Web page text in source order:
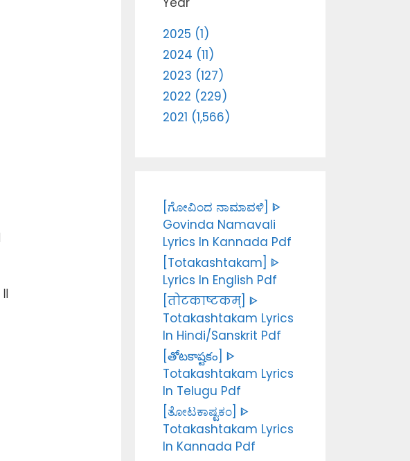
2025 (1)
2024 (11)
2023 (127)
2022 (229)
2021 (1,566)
[ಗೋವಿಂದ ನಾಮಾವಳಿ] ᐈ
Govinda Namavali
Lyrics In Kannada Pdf
[Totakashtakam] ᐈ
Lyrics In English Pdf
[तोटकाष्टकम्] ᐈ
Totakashtakam Lyrics
In Hindi/Sanskrit Pdf
[తోటకాష్టకం] ᐈ
Totakashtakam Lyrics
In Telugu Pdf
[ತೋಟಕಾಷ್ಟಕಂ] ᐈ
Totakashtakam Lyrics
In Kannada Pdf